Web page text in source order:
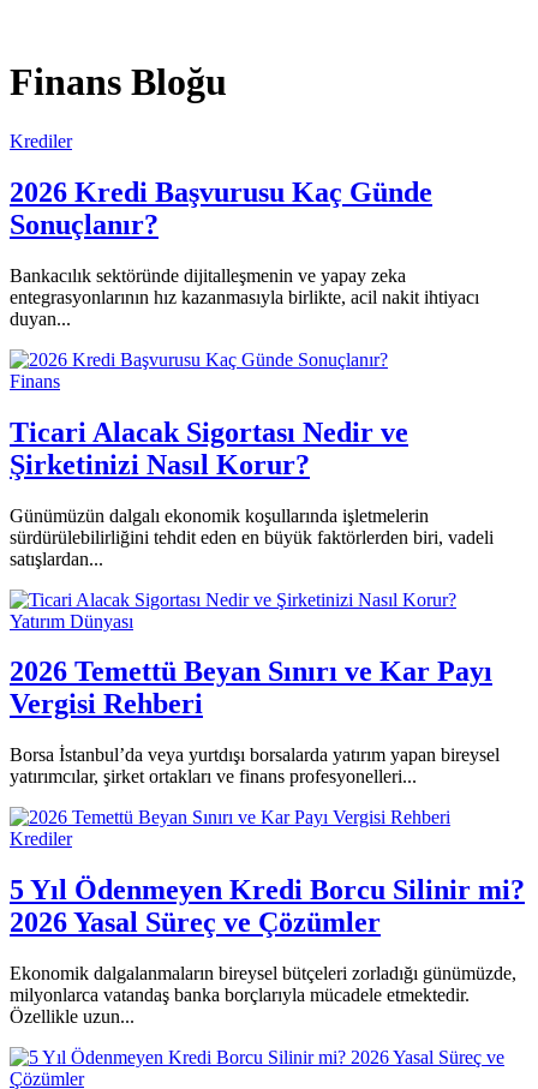
Finans Bloğu
Krediler
2026 Kredi Başvurusu Kaç Günde
Sonuçlanır?
Bankacılık sektöründe dijitalleşmenin ve yapay zeka
entegrasyonlarının hız kazanmasıyla birlikte, acil nakit ihtiyacı
duyan...
Finans
Ticari Alacak Sigortası Nedir ve
Şirketinizi Nasıl Korur?
Günümüzün dalgalı ekonomik koşullarında işletmelerin
sürdürülebilirliğini tehdit eden en büyük faktörlerden biri, vadeli
satışlardan...
Yatırım Dünyası
2026 Temettü Beyan Sınırı ve Kar Payı
Vergisi Rehberi
Borsa İstanbul’da veya yurtdışı borsalarda yatırım yapan bireysel
yatırımcılar, şirket ortakları ve finans profesyonelleri...
Krediler
5 Yıl Ödenmeyen Kredi Borcu Silinir mi?
2026 Yasal Süreç ve Çözümler
Ekonomik dalgalanmaların bireysel bütçeleri zorladığı günümüzde,
milyonlarca vatandaş banka borçlarıyla mücadele etmektedir.
Özellikle uzun...